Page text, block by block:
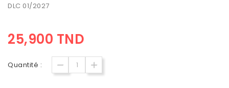
DLC 01/2027
25,900 TND
Quantité :